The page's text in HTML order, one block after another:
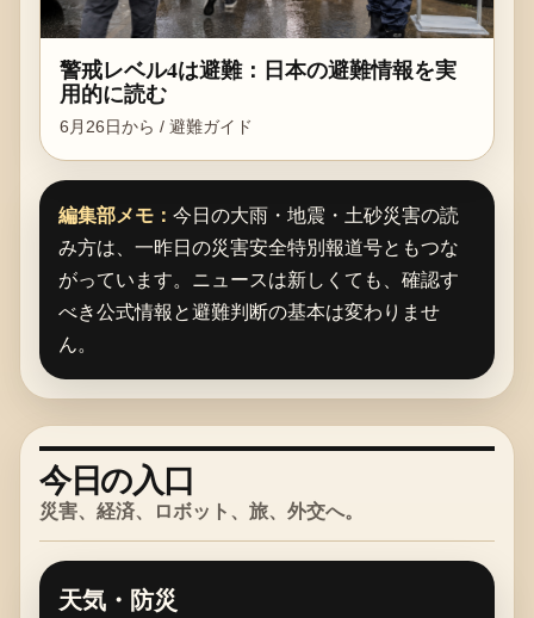
警戒レベル4は避難：日本の避難情報を実
用的に読む
6月26日から / 避難ガイド
編集部メモ： 今日の大雨・地震・土砂災害の読
み方は、一昨日の災害安全特別報道号ともつな
がっています。ニュースは新しくても、確認す
べき公式情報と避難判断の基本は変わりませ
ん。
今日の入口
災害、経済、ロボット、旅、外交へ。
天気・防災